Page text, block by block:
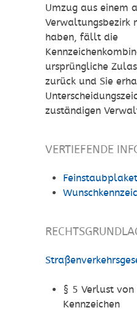
Umzug aus einem
Verwaltungsbezirk
haben, fällt die
ursprüngliche
zurück und Sie
zuständigen
VERTIEFENDE
§ 5 Verlust von
Kennzeichen